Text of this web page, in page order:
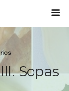
Sopas